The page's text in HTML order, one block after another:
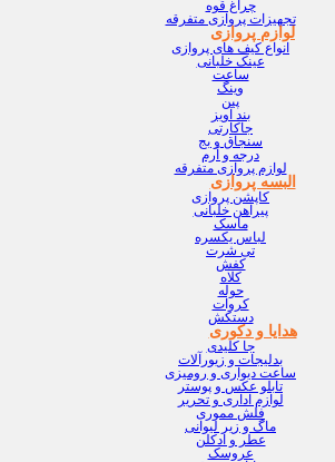
چراغ قوه
تجهیزات پروازی متفرقه
لوازم پروازی
انواع کیف های پروازی
عینک خلبانی
ساعت
وینگ
پین
بند آویز
جاکارتی
سنجاق و بج
درجه و آرم
لوازم پروازی متفرقه
البسه پروازی
کاپشن پروازی
پیراهن خلبانی
ماسک
لباس یکسره
تی شرت
کفش
کلاه
حوله
کروات
دستکش
هدایا و دکوری
جا کلیدی
بدلیجات و زیورآلات
ساعت دیواری و رومیزی
تابلو عکس و پوستر
لوازم اداری و تحریر
فلش مموری
ماگ و زیر لیوانی
عطر و ادکلن
عروسک